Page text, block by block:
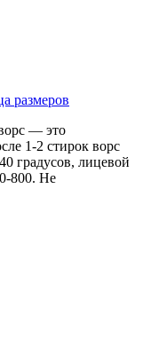
размеров
— это
1-2 стирок ворс
градусов, лицевой
800. Не